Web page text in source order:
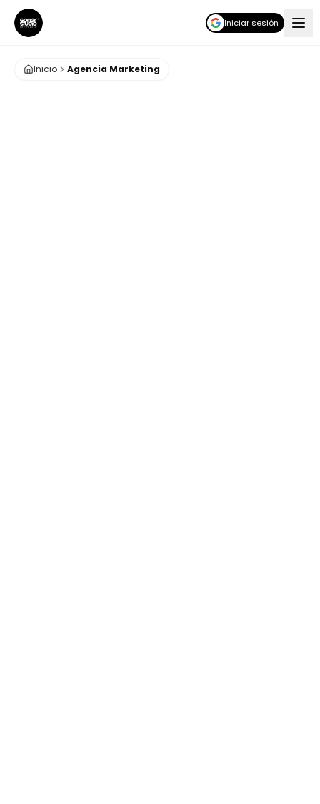
Iniciar sesión
Inicio Agencia Marketing